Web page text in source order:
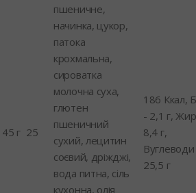
45 г 25
пшеничне,
начинка, цукор,
патока
крохмальна,
сироватка
молочна суха,
глютен
пшеничний
сухий, лецитин
соєвий, дріжджі,
вода питна, сіль
кухонна, олія
186 Ккал,
- 2,1 г,
8,4 г,
25,5 г